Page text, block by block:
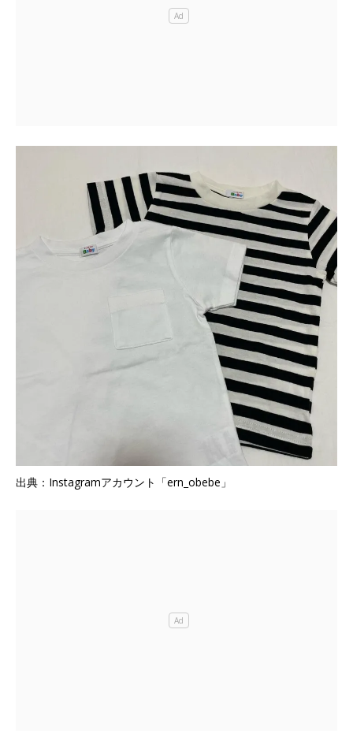
出典：Instagramアカウント「ern_obebe」